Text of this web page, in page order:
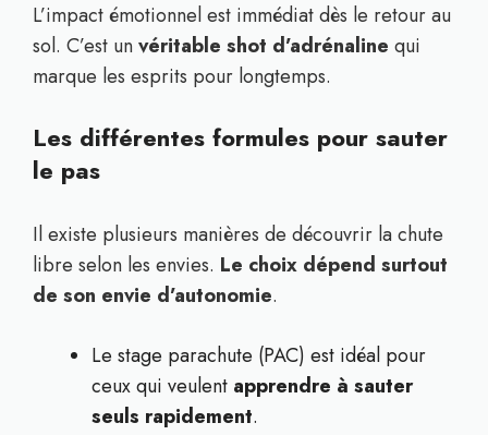
L’impact émotionnel est immédiat dès le retour au
sol. C’est unvéritable shot d’adrénaline qui
marque les esprits pour longtemps.
Les différentes formules pour sauter
le pas
Il existe plusieurs manières de découvrir la chute
libre selon les envies. Le choix dépend surtout
de son envie d’autonomie.
Le stage parachute (PAC) est idéal pour
ceux qui veulent apprendre à sauter
seuls rapidement.